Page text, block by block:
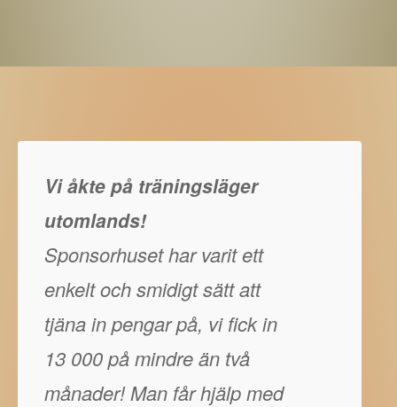
Vi åkte på träningsläger
utomlands!
Sponsorhuset har varit ett
enkelt och smidigt sätt att
tjäna in pengar på, vi fick in
13 000 på mindre än två
månader! Man får hjälp med